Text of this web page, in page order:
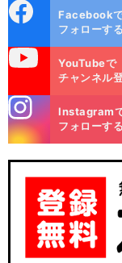
ok
Facebook
フォローする
YouTubeで
チャンネル
m
Instagram
フォローする